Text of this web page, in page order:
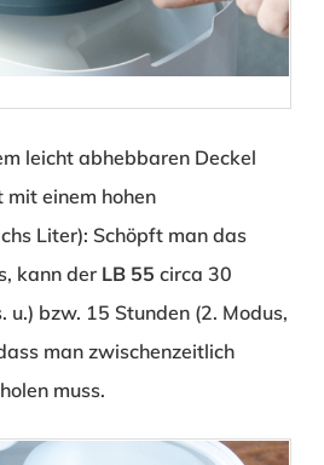
leicht abhebbaren Deckel
einem hohen
Liter): Schöpft man das
kann der LB 55 circa 30
u.) bzw. 15 Stunden (2. Modus,
man zwischenzeitlich
muss.